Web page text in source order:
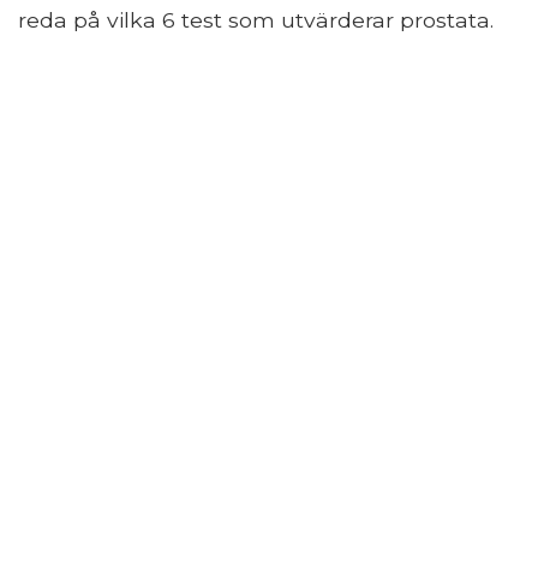
reda på vilka 6 test som utvärderar prostata.